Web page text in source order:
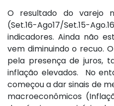
O resultado do varejo
(Set.16-Ago17/Set.15-
indicadores. Ainda não
vem diminuindo o recuo.
pela presença de juros,
inflação elevados. No
começou a dar sinais de
macroeconômicos